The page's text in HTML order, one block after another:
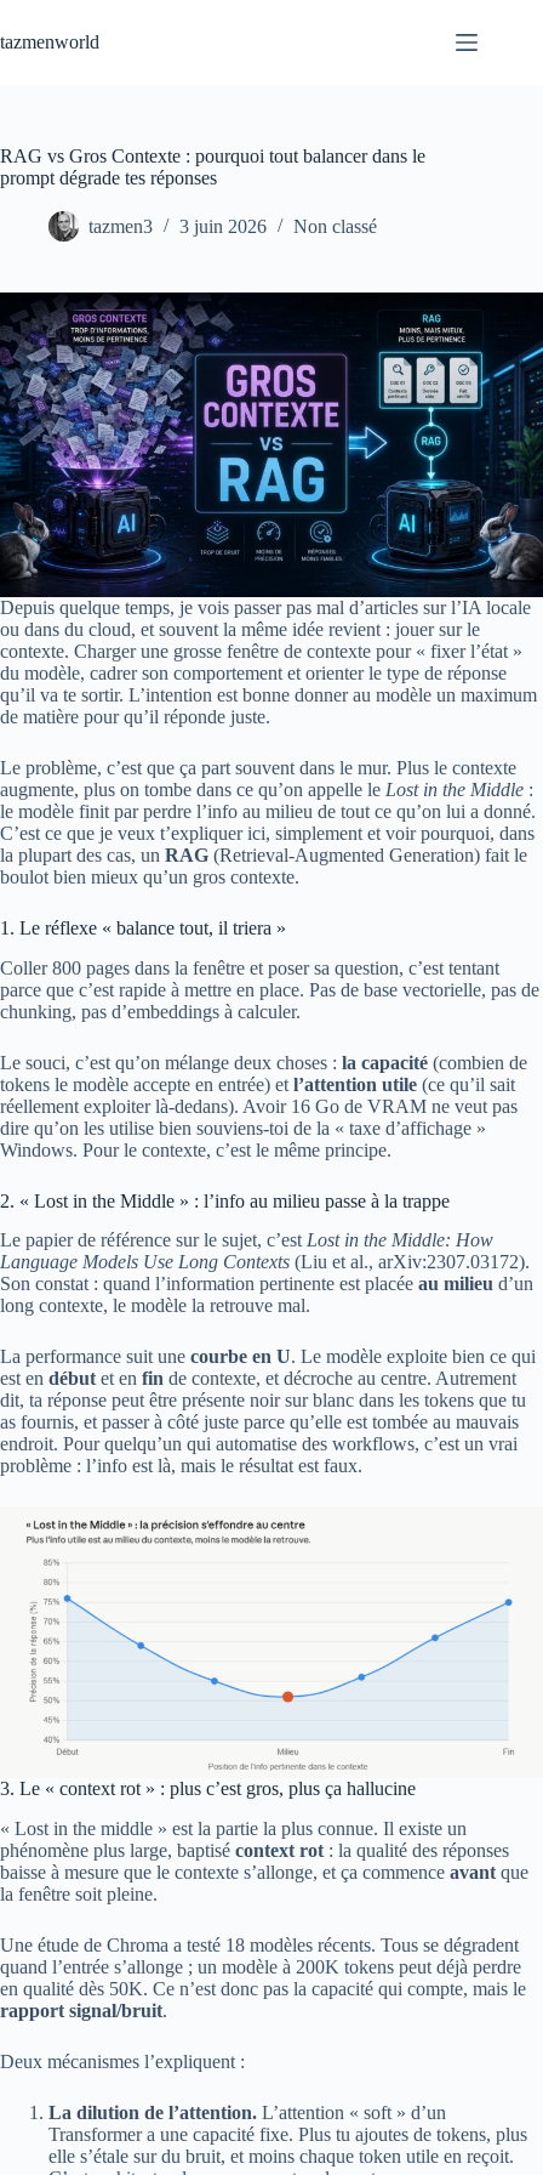
contenu
tazmenworld
RAG vs Gros Contexte : pourquoi tout balancer dans le
prompt dégrade tes réponses
tazmen3 3 juin 2026 Non classé
Depuis quelque temps, je vois passer pas mal d’articles sur l’IA locale
ou dans du cloud, et souvent la même idée revient : jouer sur le
contexte. Charger une grosse fenêtre de contexte pour « fixer l’état »
du modèle, cadrer son comportement et orienter le type de réponse
qu’il va te sortir. L’intention est bonne donner au modèle un maximum
de matière pour qu’il réponde juste.
Le problème, c’est que ça part souvent dans le mur. Plus le contexte
augmente, plus on tombe dans ce qu’on appelle le Lost in the Middle :
le modèle finit par perdre l’info au milieu de tout ce qu’on lui a donné.
C’est ce que je veux t’expliquer ici, simplement et voir pourquoi, dans
la plupart des cas, un RAG (Retrieval-Augmented Generation) fait le
boulot bien mieux qu’un gros contexte.
1. Le réflexe « balance tout, il triera »
Coller 800 pages dans la fenêtre et poser sa question, c’est tentant
parce que c’est rapide à mettre en place. Pas de base vectorielle, pas de
chunking, pas d’embeddings à calculer.
Le souci, c’est qu’on mélange deux choses : la capacité (combien de
tokens le modèle accepte en entrée) et l’attention utile (ce qu’il sait
réellement exploiter là-dedans). Avoir 16 Go de VRAM ne veut pas
dire qu’on les utilise bien souviens-toi de la « taxe d’affichage »
Windows. Pour le contexte, c’est le même principe.
2. « Lost in the Middle » : l’info au milieu passe à la trappe
Le papier de référence sur le sujet, c’estLost in the Middle: How
Language Models Use Long Contexts (Liu et al., arXiv:2307.03172).
Son constat : quand l’information pertinente est placée au milieu d’un
long contexte, le modèle la retrouve mal.
La performance suit une courbe en U. Le modèle exploite bien ce qui
est en débutet en fin de contexte, et décroche au centre. Autrement
dit, ta réponse peut être présente noir sur blanc dans les tokens que tu
as fournis, et passer à côté juste parce qu’elle est tombée au mauvais
endroit. Pour quelqu’un qui automatise des workflows, c’est un vrai
problème : l’info est là, mais le résultat est faux.
3. Le « context rot » : plus c’est gros, plus ça hallucine
« Lost in the middle » est la partie la plus connue. Il existe un
phénomène plus large, baptisé context rot : la qualité des réponses
baisse à mesure que le contexte s’allonge, et ça commence avant que
la fenêtre soit pleine.
Une étude de Chroma a testé 18 modèles récents. Tous se dégradent
quand l’entrée s’allonge ; un modèle à 200K tokens peut déjà perdre
en qualité dès 50K. Ce n’est donc pas la capacité qui compte, mais le
rapport signal/bruit.
Deux mécanismes l’expliquent :
La dilution de l’attention. L’attention « soft » d’un
Transformer a une capacité fixe. Plus tu ajoutes de tokens, plus
elle s’étale sur du bruit, et moins chaque token utile en reçoit.